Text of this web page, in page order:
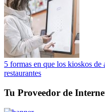
5 formas en que los kioskos
restaurantes
Tu Proveedor de